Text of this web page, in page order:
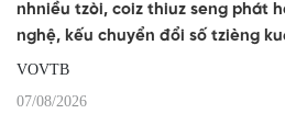
nhniều tzòi, coiz thiuz seng phát
nghệ, kếu chuyển đổi số tzièng
VOVTB
07/08/2026